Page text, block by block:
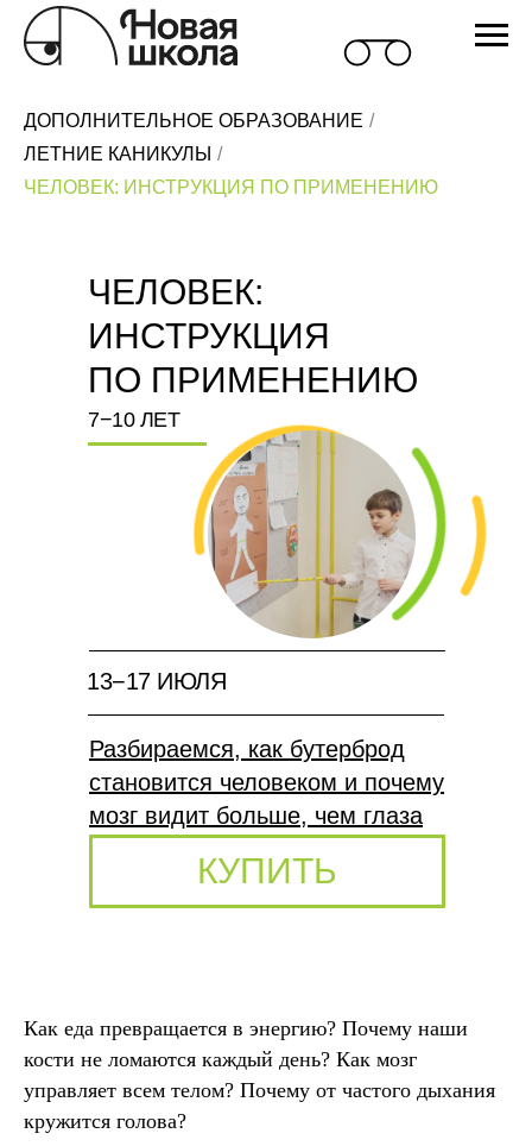
ДОПОЛНИТЕЛЬНОЕ ОБРАЗОВАНИЕ /
ЛЕТНИЕ КАНИКУЛЫ /
ЧЕЛОВЕК: ИНСТРУКЦИЯ ПО ПРИМЕНЕНИЮ
13−17 ИЮЛЯ
7−10 ЛЕТ
Разбираемся, как бутерброд
становится человеком и почему
мозг видит больше, чем глаза
ЧЕЛОВЕК:
ИНСТРУКЦИЯ
ПО ПРИМЕНЕНИЮ
КУПИТЬ
Как еда превращается в энергию? Почему наши
кости не ломаются каждый день? Как мозг
управляет всем телом? Почему от частого дыхания
кружится голова?